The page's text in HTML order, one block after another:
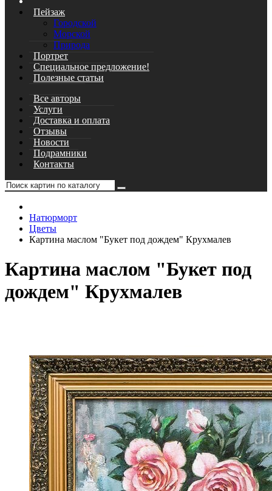
Пейзаж
Городской
Морской
Природа
Портрет
Специальное предложение!
Полезные статьи
Все авторы
Услуги
Доставка и оплата
Отзывы
Новости
Подрамники
Контакты
Натюрморт
Цветы
Картина маслом "Букет под дождем" Крухмалев
Картина маслом "Букет под
дождем" Крухмалев